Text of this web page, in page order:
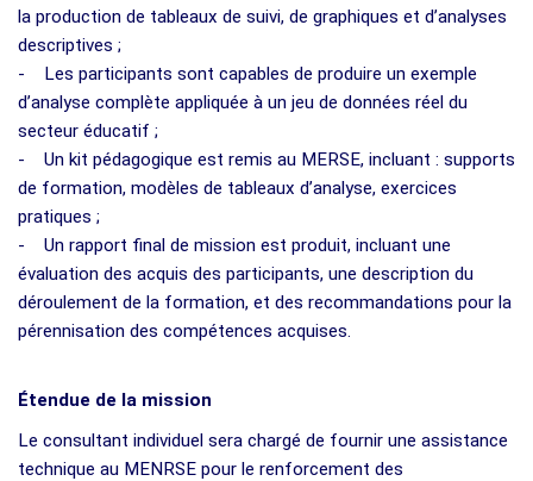
la production de tableaux de suivi, de graphiques et d’analyses
descriptives ;
- Les participants sont capables de produire un exemple
d’analyse complète appliquée à un jeu de données réel du
secteur éducatif ;
- Un kit pédagogique est remis au MERSE, incluant : supports
de formation, modèles de tableaux d’analyse, exercices
pratiques ;
- Un rapport final de mission est produit, incluant une
évaluation des acquis des participants, une description du
déroulement de la formation, et des recommandations pour la
pérennisation des compétences acquises.
Étendue de la mission
Le consultant individuel sera chargé de fournir une assistance
technique au MENRSE pour le renforcement des